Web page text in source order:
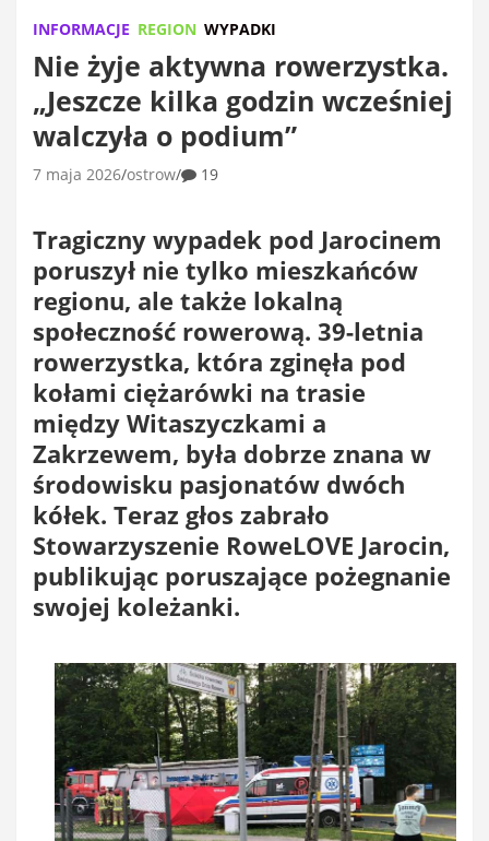
INFORMACJE REGION WYPADKI
Nie żyje aktywna rowerzystka.
„Jeszcze kilka godzin wcześniej
walczyła o podium”
7 maja 2026 ostrow 19
Tragiczny wypadek pod Jarocinem
poruszył nie tylko mieszkańców
regionu, ale także lokalną
społeczność rowerową. 39-letnia
rowerzystka, która zginęła pod
kołami ciężarówki na trasie
między Witaszyczkami a
Zakrzewem, była dobrze znana w
środowisku pasjonatów dwóch
kółek. Teraz głos zabrało
Stowarzyszenie RoweLOVE Jarocin,
publikując poruszające pożegnanie
swojej koleżanki.